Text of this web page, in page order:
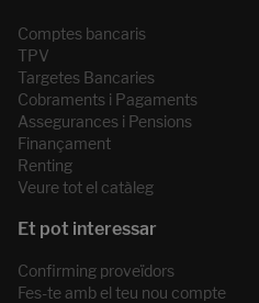
Comptes bancaris
TPV
Targetes Bancaries
Cobraments i Pagaments
Assegurances i Pensions
Finançament
Renting
Veure tot el catàleg
Confirming proveïdors
Fes-te amb el teu nou compte